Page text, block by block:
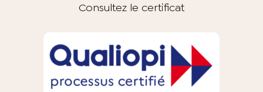
Consultez le certificat